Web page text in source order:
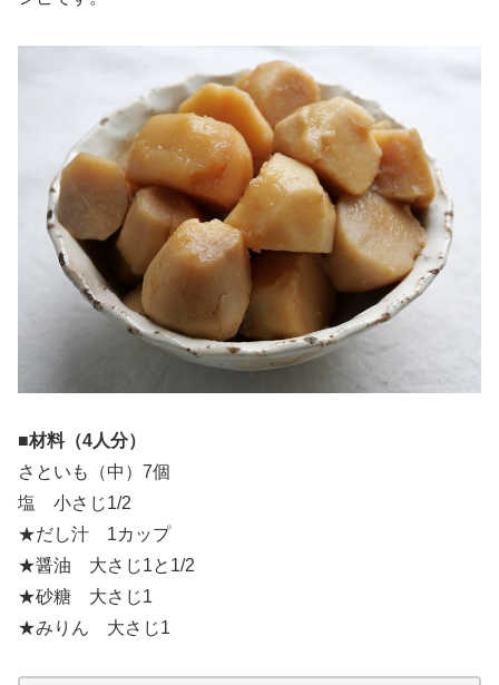
■材料（4人分）
さといも（中）7個
塩 小さじ1/2
★だし汁 1カップ
★醤油 大さじ1と1/2
★砂糖 大さじ1
★みりん 大さじ1